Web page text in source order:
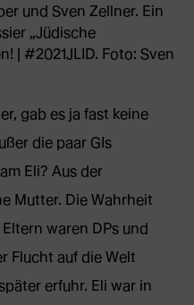
und Sven Zellner. Ein
„Jüdische
| #2021JLID. Foto: Sven
gab es ja fast keine
die paar GIs
Eli? Aus der
Mutter. Die Wahrheit
waren DPs und
Flucht auf die Welt
erfuhr. Eli war in